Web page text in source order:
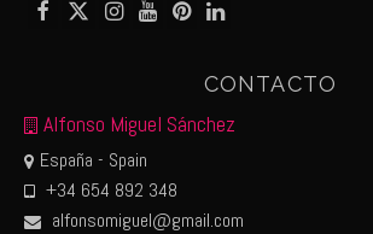
CONTACTO
Alfonso Miguel Sánchez
España - Spain
+34 654 892 348
alfonsomiguel@gmail.com